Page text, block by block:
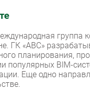
группа
ГК «АВС»
планирования,
популярных BIM-
Еще одно